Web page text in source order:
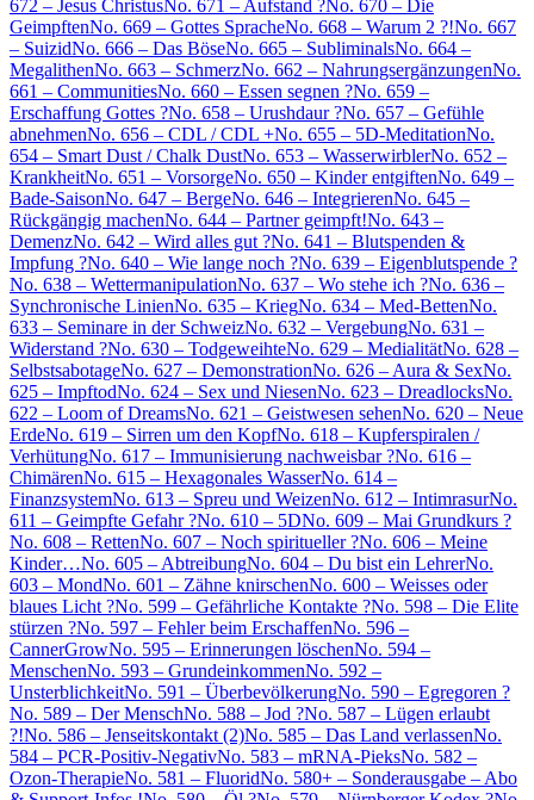
672 – Jesus ChristusNo. 671 – Aufstand ?No. 670 – Die
GeimpftenNo. 669 – Gottes SpracheNo. 668 – Warum 2 ?!No. 667
– SuizidNo. 666 – Das BöseNo. 665 – SubliminalsNo. 664 –
MegalithenNo. 663 – SchmerzNo. 662 – NahrungsergänzungenNo.
661 – CommunitiesNo. 660 – Essen segnen ?No. 659 –
Erschaffung Gottes ?No. 658 – Urushdaur ?No. 657 – Gefühle
abnehmenNo. 656 – CDL / CDL +No. 655 – 5D-MeditationNo.
654 – Smart Dust / Chalk DustNo. 653 – WasserwirblerNo. 652 –
KrankheitNo. 651 – VorsorgeNo. 650 – Kinder entgiftenNo. 649 –
Bade-SaisonNo. 647 – BergeNo. 646 – IntegrierenNo. 645 –
Rückgängig machenNo. 644 – Partner geimpft!No. 643 –
DemenzNo. 642 – Wird alles gut ?No. 641 – Blutspenden &
Impfung ?No. 640 – Wie lange noch ?No. 639 – Eigenblutspende ?
No. 638 – WettermanipulationNo. 637 – Wo stehe ich ?No. 636 –
Synchronische LinienNo. 635 – KriegNo. 634 – Med-BettenNo.
633 – Seminare in der SchweizNo. 632 – VergebungNo. 631 –
Widerstand ?No. 630 – TodgeweihteNo. 629 – MedialitätNo. 628 –
SelbstsabotageNo. 627 – DemonstrationNo. 626 – Aura & SexNo.
625 – ImpftodNo. 624 – Sex und NiesenNo. 623 – DreadlocksNo.
622 – Loom of DreamsNo. 621 – Geistwesen sehenNo. 620 – Neue
ErdeNo. 619 – Sirren um den KopfNo. 618 – Kupferspiralen /
VerhütungNo. 617 – Immunisierung nachweisbar ?No. 616 –
ChimärenNo. 615 – Hexagonales WasserNo. 614 –
FinanzsystemNo. 613 – Spreu und WeizenNo. 612 – IntimrasurNo.
611 – Geimpfte Gefahr ?No. 610 – 5DNo. 609 – Mai Grundkurs ?
No. 608 – RettenNo. 607 – Noch spiritueller ?No. 606 – Meine
Kinder…No. 605 – AbtreibungNo. 604 – Du bist ein LehrerNo.
603 – MondNo. 601 – Zähne knirschenNo. 600 – Weisses oder
blaues Licht ?No. 599 – Gefährliche Kontakte ?No. 598 – Die Elite
stürzen ?No. 597 – Fehler beim ErschaffenNo. 596 –
CannerGrowNo. 595 – Erinnerungen löschenNo. 594 –
MenschenNo. 593 – GrundeinkommenNo. 592 –
UnsterblichkeitNo. 591 – ÜberbevölkerungNo. 590 – Egregoren ?
No. 589 – Der MenschNo. 588 – Jod ?No. 587 – Lügen erlaubt
?!No. 586 – Jenseitskontakt (2)No. 585 – Das Land verlassenNo.
584 – PCR-Positiv-NegativNo. 583 – mRNA-PieksNo. 582 –
Ozon-TherapieNo. 581 – FluoridNo. 580+ – Sonderausgabe – Abo